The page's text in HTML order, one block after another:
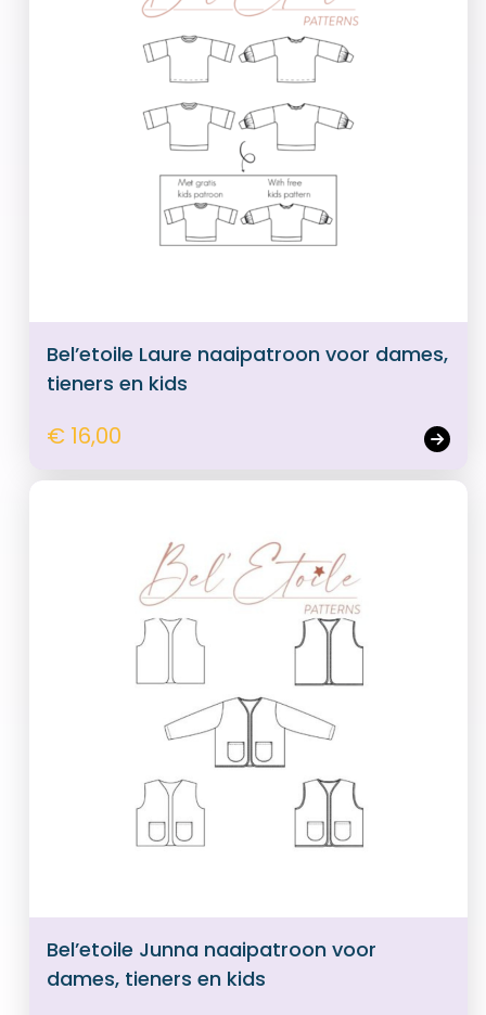
Bel’etoile Laure naaipatroon voor dames,
tieners en kids
€ 16,00
Bel’etoile Junna naaipatroon voor
dames, tieners en kids